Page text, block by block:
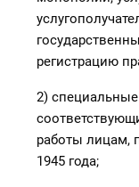
регистрацию
2)
работы лицам,
1945 года;